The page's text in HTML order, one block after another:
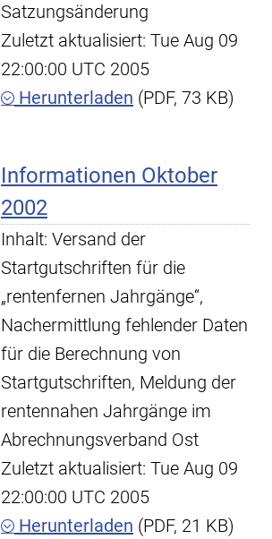
Satzungsänderung
Zuletzt aktualisiert: Tue Aug 09
22:00:00 UTC 2005
Herunterladen (PDF, 73 KB)
Informationen Oktober
2002
Inhalt: Versand der
Startgutschriften für die
„rentenfernen Jahrgänge“,
Nachermittlung fehlender Daten
für die Berechnung von
Startgutschriften, Meldung der
rentennahen Jahrgänge im
Abrechnungsverband Ost
Zuletzt aktualisiert: Tue Aug 09
22:00:00 UTC 2005
Herunterladen (PDF, 21 KB)